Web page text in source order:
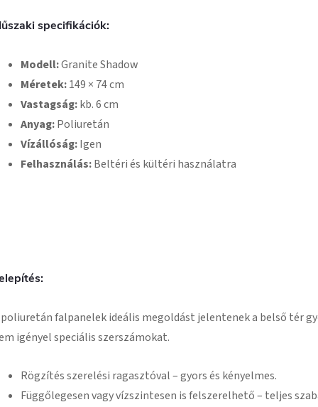
specifikációk:
Modell:Granite Shadow
Méretek:149 × 74 cm
Vastagság:kb. 6 cm
Anyag:Poliuretán
Vízállóság:Igen
Felhasználás:Beltéri és kültéri használatra
falpanelek ideális megoldást jelentenek a belső tér
igényel speciális szerszámokat.
Rögzítés szerelési ragasztóval – gyors és kényelmes.
Függőlegesen vagy vízszintesen is felszerelhető – teljes